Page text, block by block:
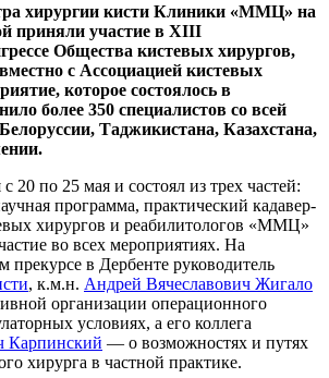
хирургии кисти Клиники «ММЦ» на
приняли участие в XIII
Общества кистевых хирургов,
с Ассоциацией кистевых
которое состоялось в
более 350 специалистов со всей
Таджикистана, Казахстана,
20 по 25 мая и состоял из трех частей:
программа, практический кадавер-
хирургов и реабилитологов «ММЦ»
во всех мероприятиях. На
прекурсе в Дербенте руководитель
, к.м.н. Андрей Вячеславович Жигало
организации операционного
условиях, а его коллега
Карпинский — о возможностях и путях
хирурга в частной практике.